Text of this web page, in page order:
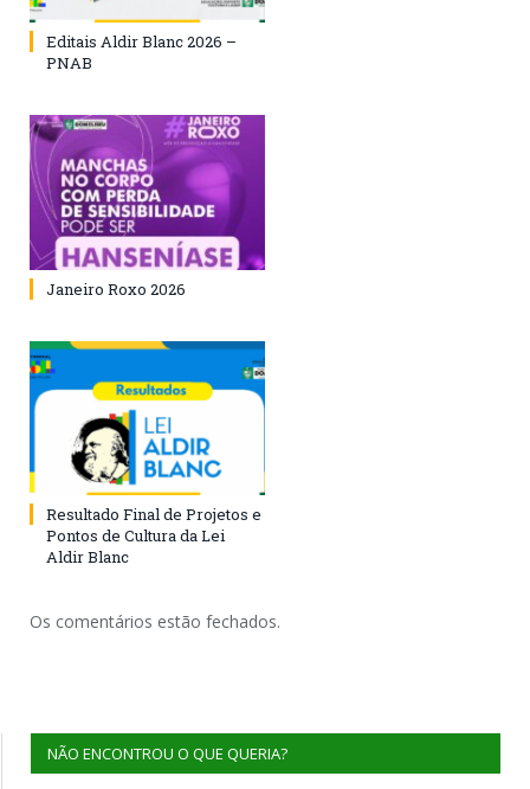
Editais Aldir Blanc 2026 –
PNAB
Janeiro Roxo 2026
Resultado Final de Projetos e
Pontos de Cultura da Lei
Aldir Blanc
Os comentários estão fechados.
NÃO ENCONTROU O QUE QUERIA?